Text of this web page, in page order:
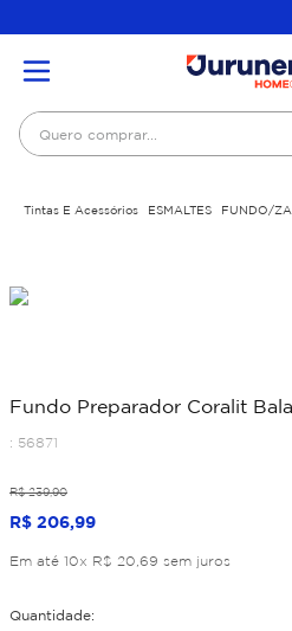
Quero comprar...
Tintas E Acessórios ESMALTES FUNDO/
Fundo Preparador Coralit
: 56871
R$ 239,90
R$ 206,99
Em até 10x R$ 20 69 sem juros
Quantidade: